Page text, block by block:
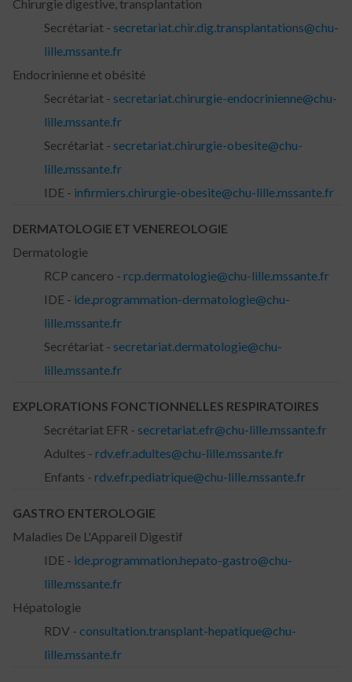
Chirurgie digestive, transplantation
Secrétariat - secretariat.chir.dig.transplantations@chu-
lille.mssante.fr
Endocrinienne et obésité
Secrétariat - secretariat.chirurgie-endocrinienne@chu-
lille.mssante.fr
Secrétariat - secretariat.chirurgie-obesite@chu-
lille.mssante.fr
IDE - infirmiers.chirurgie-obesite@chu-lille.mssante.fr
DERMATOLOGIE ET VENEREOLOGIE
Dermatologie
RCP cancero - rcp.dermatologie@chu-lille.mssante.fr
IDE - ide.programmation-dermatologie@chu-
lille.mssante.fr
Secrétariat - secretariat.dermatologie@chu-
lille.mssante.fr
EXPLORATIONS FONCTIONNELLES RESPIRATOIRES
Secrétariat EFR - secretariat.efr@chu-lille.mssante.fr
Adultes - rdv.efr.adultes@chu-lille.mssante.fr
Enfants - rdv.efr.pediatrique@chu-lille.mssante.fr
GASTRO ENTEROLOGIE
Maladies De L'Appareil Digestif
IDE - ide.programmation.hepato-gastro@chu-
lille.mssante.fr
Hépatologie
RDV - consultation.transplant-hepatique@chu-
lille.mssante.fr